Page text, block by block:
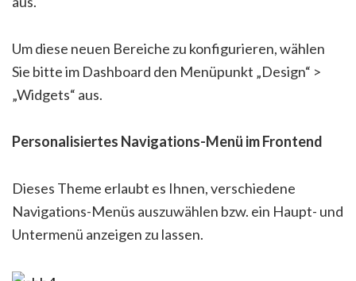
Um diese neuen Bereiche zu konfigurieren, wählen
Sie bitte im Dashboard den Menüpunkt „Design“ >
„Widgets“ aus.
Personalisiertes Navigations-Menü im Frontend
Dieses Theme erlaubt es Ihnen, verschiedene
Navigations-Menüs auszuwählen bzw. ein Haupt- und
Untermenü anzeigen zu lassen.